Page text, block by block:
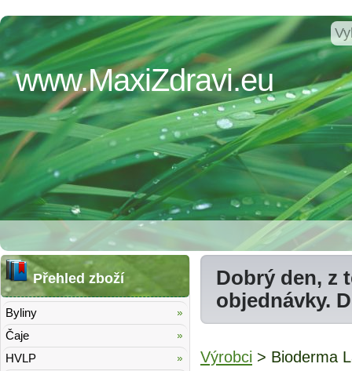
www.MaxiZdravi.eu
Dobrý den, z
objednávky.
Výrobci > Bioderma
Přehled zboží
Byliny
Čaje
HVLP